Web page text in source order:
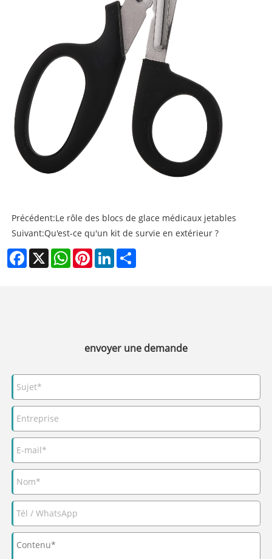
Précédent:Le rôle des blocs de glace médicaux jetables
Suivant:Qu'est-ce qu'un kit de survie en extérieur ?
Facebook
X WhatsAppPinterestLinkedIn
envoyer une demande